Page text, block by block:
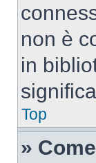
non è
in
Top
»